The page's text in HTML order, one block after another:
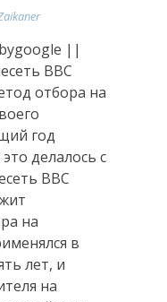
||
BBC
отбора на
год
делалось с
BBC
на
в
лет, и
на